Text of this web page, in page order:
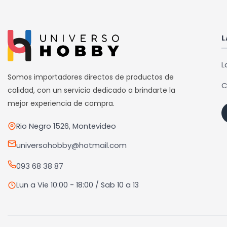
Las
opciones
se
pueden
elegir
en
página
de
Somos importadores directos de productos de
calidad, con un servicio dedicado a brindarte la
mejor experiencia de compra.
Rio Negro 1526, Montevideo
universohobby@hotmail.com
093 68 38 87
Lun a Vie 10:00 - 18:00 / Sab 10 a 13